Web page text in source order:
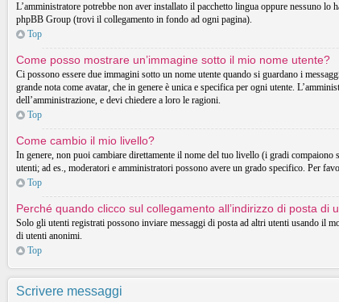
L’amministratore potrebbe non aver installato il pacchetto lingua oppure nessuno
phpBB Group (trovi il collegamento in fondo ad ogni pagina).
Top
Come posso mostrare un’immagine sotto il mio nome utente?
Ci possono essere due immagini sotto un nome utente quando si guardano i
grande nota come avatar, che in genere è unica e specifica per ogni utente.
dell’amministrazione, e devi chiedere a loro le ragioni.
Top
Come cambio il mio livello?
In genere, non puoi cambiare direttamente il nome del tuo livello (i gradi
utenti; ad es., moderatori e amministratori possono avere un grado specifico. Per
Top
Perché quando clicco sul collegamento all’indirizzo di posta
Solo gli utenti registrati possono inviare messaggi di posta ad altri utenti usando il
di utenti anonimi.
Top
Scrivere messaggi